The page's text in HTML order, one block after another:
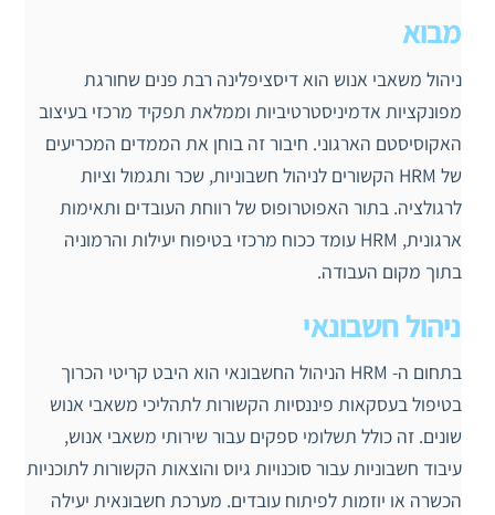
מבוא
ניהול משאבי אנוש הוא דיסציפלינה רבת פנים שחורגת
מפונקציות אדמיניסטרטיביות וממלאת תפקיד מרכזי בעיצוב
האקוסיסטם הארגוני. חיבור זה בוחן את הממדים המכריעים
של HRM הקשורים לניהול חשבוניות, שכר ותגמול וציות
לרגולציה. בתור האפוטרופוס של רווחת העובדים ותאימות
ארגונית, HRM עומד ככוח מרכזי בטיפוח יעילות והרמוניה
בתוך מקום העבודה.
ניהול חשבונאי
בתחום ה- HRM הניהול החשבונאי הוא היבט קריטי הכרוך
בטיפול בעסקאות פיננסיות הקשורות לתהליכי משאבי אנוש
שונים. זה כולל תשלומי ספקים עבור שירותי משאבי אנוש,
עיבוד חשבוניות עבור סוכנויות גיוס והוצאות הקשורות לתוכניות
הכשרה או יוזמות לפיתוח עובדים. מערכת חשבונאית יעילה